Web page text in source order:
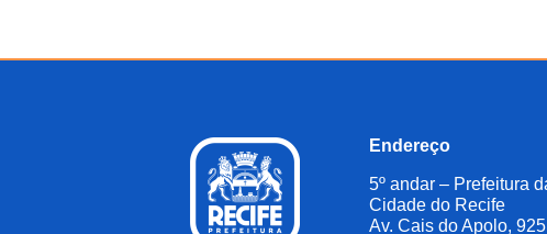
Endereço
5º andar – Prefeitura
Cidade do Recife
Av. Cais do Apolo, 925